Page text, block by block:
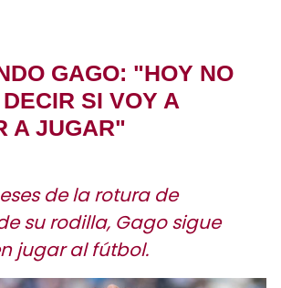
GAGO: "HOY NO
SI VOY A
A JUGAR"
de la rotura de
su rodilla, Gago sigue
jugar al fútbol.